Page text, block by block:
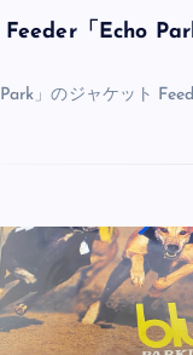
Feeder「Echo
」のジャケット